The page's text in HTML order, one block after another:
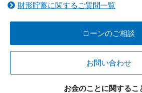
財形貯蓄に関するご質問一覧
ローンのご相談
お問い合わせ
お金のことに関するこ